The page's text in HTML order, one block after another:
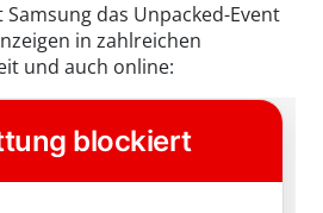
das Unpacked-Event
in zahlreichen
und auch online: